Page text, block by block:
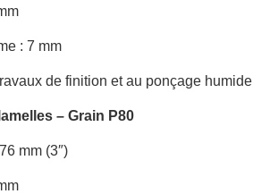
: 7 mm
de finition et au ponçage humide
– Grain P80
mm (3″)